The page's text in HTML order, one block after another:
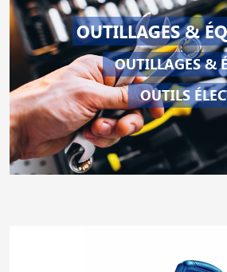
OUTILLAGES &
OUTILLAGES &
OUTILS